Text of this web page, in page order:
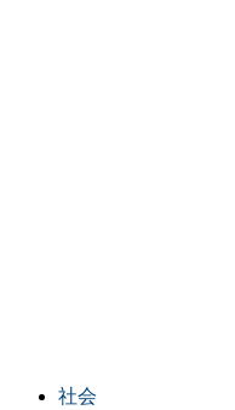
社会